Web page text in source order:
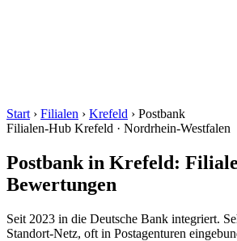
Start › Filialen › Krefeld › Postbank
Filialen-Hub Krefeld · Nordrhein-Westfalen
Postbank in Krefeld:
Bewertungen
Seit 2023 in die Deutsche Bank integriert.
Standort-Netz, oft in Postagenturen